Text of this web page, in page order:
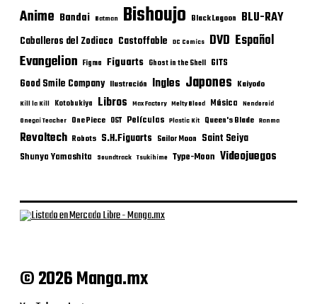
Anime Bandai Batman Bishoujo Black Lagoon BLU-RAY
Caballeros del Zodiaco Castoffable DC Comics DVD Español
Evangelion Figma Figuarts Ghost in the Shell GITS
Good Smile Company Ilustración Ingles Japones Kaiyodo
Kill la Kill Kotobukiya Libros Max Factory Melty Blood Música Nendoroid
Onegai Teacher One Piece OST Películas Plastic Kit Queen's Blade Ranma
Revoltech Robots S.H.Figuarts Sailor Moon Saint Seiya
Shunya Yamashita Soundtrack Tsukihime Type-Moon Videojuegos
© 2026 Manga.mx